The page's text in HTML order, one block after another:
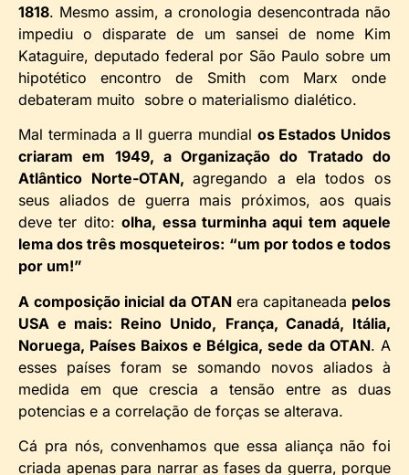
1818. Mesmo assim, a cronologia desencontrada não
impediu o disparate de um sansei de nome Kim
Kataguire, deputado federal por São Paulo sobre um
hipotético encontro de Smith com Marx onde
debateram muito sobre o materialismo dialético.
Mal terminada a II guerra mundial os Estados Unidos
criaram em 1949, a Organização do Tratado do
Atlântico Norte-OTAN,agregando a ela todos os
seus aliados de guerra mais próximos, aos quais
deve ter dito:olha, essa turminha aqui tem aquele
lema dos três mosqueteiros: “um por todos e todos
por um!”
A composição inicial da OTAN era capitaneada pelos
USA e mais: Reino Unido, França, Canadá, Itália,
Noruega, Países Baixos e Bélgica, sede da OTAN. A
esses países foram se somando novos aliados à
medida em que crescia a tensão entre as duas
potencias e a correlação de forças se alterava.
Cá pra nós, convenhamos que essa aliança não foi
criada apenas para narrar as fases da guerra, porque